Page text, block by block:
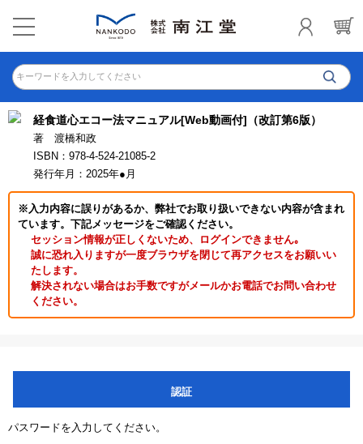
キーワードを入力してください
経食道心エコー法マニュアル[Web動画付]（改訂第6版）
著 渡橋和政
ISBN：978-4-524-21085-2
発行年月：2025年●月
※入力内容に誤りがあるか、弊社でお取り扱いできない内容が含まれ
ています。下記メッセージをご確認ください。
セッション情報が正しくないため、ログインできません｡
誠に恐れ入りますが一度ブラウザを閉じて再アクセスをお願いい
たします。
解決されない場合はお手数ですがメールかお電話でお問い合わせ
ください。
認証
パスワードを入力してください。